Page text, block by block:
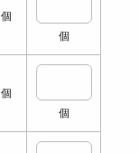
個
個
個
個